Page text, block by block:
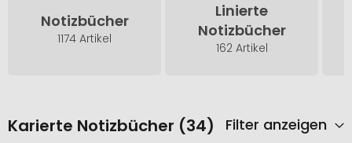
Notizbücher
1174 Artikel
Linierte
Notizbücher
162 Artikel
Karierte Notizbücher (34) Filter anzeigen